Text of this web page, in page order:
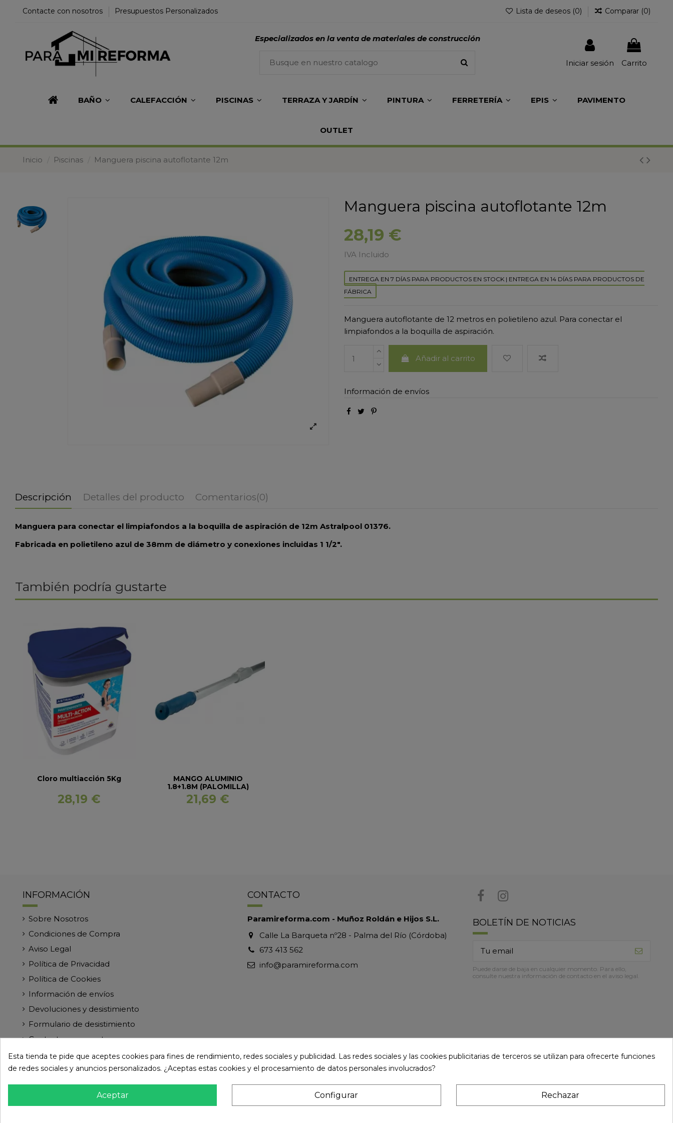
Contacte con nosotros Presupuestos Personalizados Lista de deseos (0) Comparar (0)
Especializados en la venta de materiales de construcción
Iniciar sesión Carrito
BAÑO CALEFACCIÓN PISCINAS TERRAZA Y JARDÍN PINTURA FERRETERÍA EPIS PAVIMENTO
OUTLET
Inicio Piscinas Manguera piscina autoflotante 12m
Manguera piscina autoflotante 12m
28,19 €
IVA Incluido
ENTREGA EN 7 DÍAS PARA PRODUCTOS EN STOCK | ENTREGA EN 14 DÍAS PARA PRODUCTOS DE
FÁBRICA
Manguera autoflotante de 12 metros en polietileno azul. Para conectar el
limpiafondos a la boquilla de aspiración.
Añadir al carrito
Información de envíos
Descripción Detalles del producto Comentarios(0)
Manguera para conectar el limpiafondos a la boquilla de aspiración de 12m Astralpool 01376.
Fabricada en polietileno azul de 38mm de diámetro y conexiones incluidas 1 1/2".
También podría gustarte
Cloro multiacción 5Kg
28,19 €
MANGO ALUMINIO
1.8+1.8M (PALOMILLA)
BLUE LINE
21,69 €
INFORMACIÓN
Sobre Nosotros
Condiciones de Compra
Aviso Legal
Política de Privacidad
Política de Cookies
Información de envíos
Devoluciones y desistimiento
Formulario de desistimiento
Contacte con nosotros
CONTACTO
Paramireforma.com - Muñoz Roldán e Hijos S.L.
Calle La Barqueta nº28 - Palma del Río (Córdoba)
673 413 562
info@paramireforma.com
BOLETÍN DE NOTICIAS
Puede darse de baja en cualquier momento. Para ello,
consulte nuestra información de contacto en el aviso legal.
Esta tienda te pide que aceptes cookies para fines de rendimiento, redes sociales y publicidad. Las redes sociales y las cookies publicitarias de terceros se utilizan para ofrecerte funciones
de redes sociales y anuncios personalizados. ¿Aceptas estas cookies y el procesamiento de datos personales involucrados?
Aceptar Configurar Rechazar